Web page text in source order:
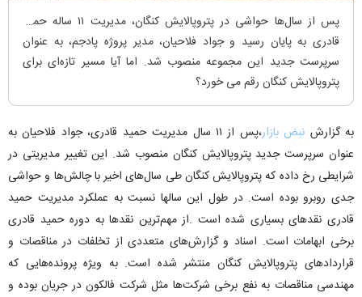
پس از سال‌ها حواشی در پتروپالایش کنگان، مدیریت ۱۱ ساله حمید
قادری به پایان رسید و جواد فلاحیان، مدیر پروژه پادجم، به عنوان
سرپرست جدید این مجموعه منصوب شد. اما آیا مسیر تازه‌ای برای
پتروپالایش کنگان رقم می خورد؟
به گزارش نبض بازار
،پس از ۱۱ سال مدیریت حمید قادری، جواد فلاحیان به
عنوان سرپرست جدید پتروپالایش کنگان منصوب شد. این تغییر مدیریتی در
شرایطی رخ داده که پتروپالایش کنگان طی سال‌های اخیر با چالش‌ها و حواشی
جدی روبرو بوده است. در طول این سالها نسبت به عملکرد مدیریت حمید
قادری نقدهای بسیاری شده است .از مهم‌ترین نقدها به دوره حمید قادری
برخی ابهامات است. اسناد و گزارش‌های متعددی از تخلفات در مناقصات و
قراردادهای پتروپالایش کنگان منتشر شده است. به ویژه پرونده‌هایی که
مهندسی مناقصات به نفع برخی شرکت‌ها مثل شرکت فالکون در جریان بوده و